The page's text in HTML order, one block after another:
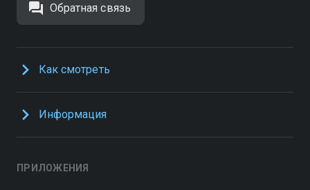
Обратная связь
Как смотреть
Информация
ПРИЛОЖЕНИЯ